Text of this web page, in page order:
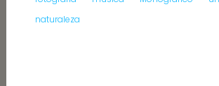
naturaleza